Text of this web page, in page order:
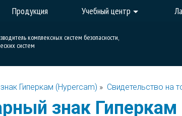
Продукция Учебный центр
комплексных систем безопасности,
систем
Гиперкам (Hypercam) » Свидетельство на
знак